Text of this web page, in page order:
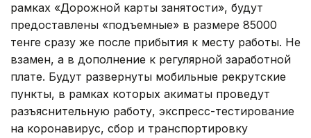
рамках «Дорожной карты занятости», будут
предоставлены «подъемные» в размере 85000
тенге сразу же после прибытия к месту работы. Не
взамен, а в дополнение к регулярной заработной
плате. Будут развернуты мобильные рекрутские
пункты, в рамках которых акиматы проведут
разъяснительную работу, экспресс-тестирование
на коронавирус, сбор и транспортировку